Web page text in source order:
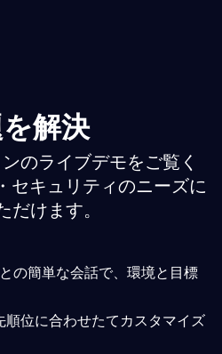
解決
のライブデモをご覧く
セキュリティのニーズに
けます。
の簡単な会話で、環境と目標
位に合わせたてカスタマイズ